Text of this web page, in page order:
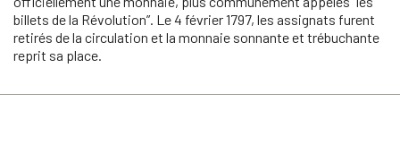
billets de la Révolution”. Le 4 février 1797, les assignats furent
retirés de la circulation et la monnaie sonnante et trébuchante
reprit sa place.